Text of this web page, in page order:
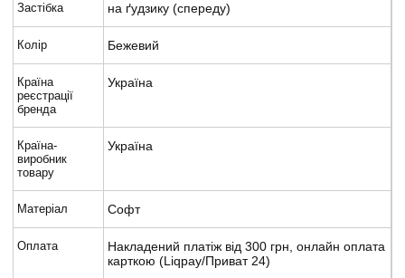
Застібка на ґудзику (спереду)
Колір Бежевий
Країна
реєстрації
бренда
Україна
Країна-
виробник
товару
Україна
Матеріал Софт
Оплата
Накладений платіж від 300 грн, онлайн оплата
карткою (Liqpay/Приват 24)